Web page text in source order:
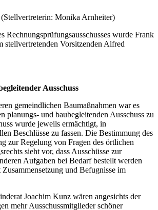
Monika Arnheiter)
Rechnungsprüfungsausschusses wurde Frank
stellvertretenden Vorsitzenden Alfred
Ausschuss
gemeindlichen Baumaßnahmen war es
planungs- und baubegleitenden Ausschuss zu
wurde jeweils ermächtigt, in
Beschlüsse zu fassen. Die Bestimmung des
zur Regelung von Fragen des örtlichen
sieht vor, dass Ausschüsse zur
Aufgaben bei Bedarf bestellt werden
und Befugnisse im
Joachim Kunz wären angesichts der
mehr Ausschussmitglieder schöner